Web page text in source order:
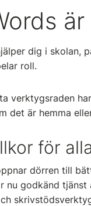
dig i skolan,
roll.
verktygsraden
det är hemma
för
dörren till
nu godkänd